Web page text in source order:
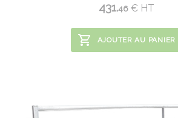
431.46 € HT
AJOUTER AU PANIER